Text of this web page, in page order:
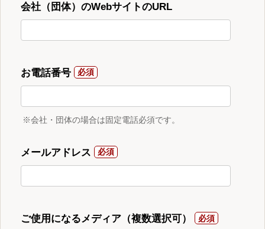
会社（団体）のWebサイトのURL
お電話番号
※会社・団体の場合は固定電話必須です。
メールアドレス
ご使用になるメディア（複数選択可）